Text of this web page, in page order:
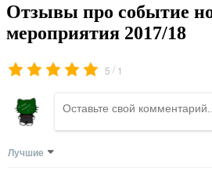
Отзывы про событие
мероприятия 2017/18
5 / 1
Лучшие